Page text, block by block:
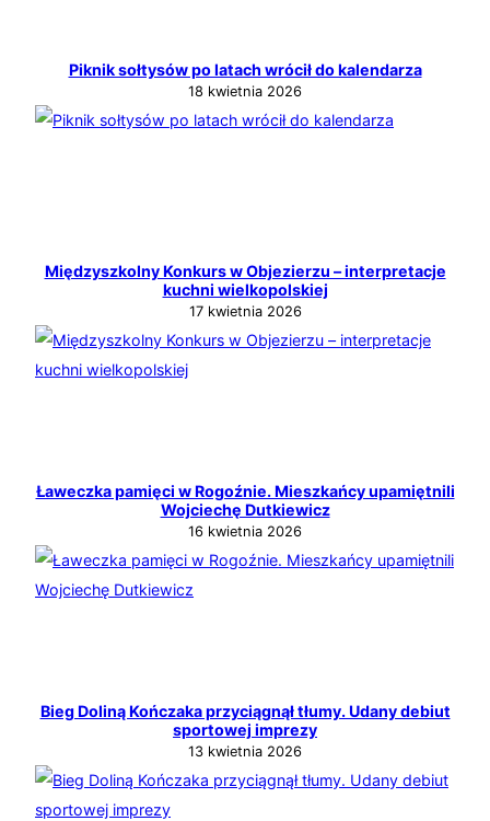
Piknik sołtysów po latach wrócił do kalendarza
18 kwietnia 2026
Międzyszkolny Konkurs w Objezierzu – interpretacje
kuchni wielkopolskiej
17 kwietnia 2026
Ławeczka pamięci w Rogoźnie. Mieszkańcy upamiętnili
Wojciechę Dutkiewicz
16 kwietnia 2026
Bieg Doliną Kończaka przyciągnął tłumy. Udany debiut
sportowej imprezy
13 kwietnia 2026